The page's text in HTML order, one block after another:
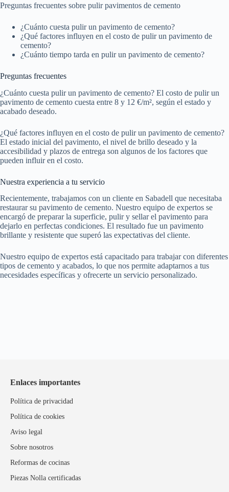
Preguntas frecuentes sobre pulir pavimentos de cemento
¿Cuánto cuesta pulir un pavimento de cemento?
¿Qué factores influyen en el costo de pulir un pavimento de
cemento?
¿Cuánto tiempo tarda en pulir un pavimento de cemento?
Preguntas frecuentes
¿Cuánto cuesta pulir un pavimento de cemento? El costo de pulir un
pavimento de cemento cuesta entre 8 y 12 €/m², según el estado y
acabado deseado.
¿Qué factores influyen en el costo de pulir un pavimento de cemento?
El estado inicial del pavimento, el nivel de brillo deseado y la
accesibilidad y plazos de entrega son algunos de los factores que
pueden influir en el costo.
Nuestra experiencia a tu servicio
Recientemente, trabajamos con un cliente en Sabadell que necesitaba
restaurar su pavimento de cemento. Nuestro equipo de expertos se
encargó de preparar la superficie, pulir y sellar el pavimento para
dejarlo en perfectas condiciones. El resultado fue un pavimento
brillante y resistente que superó las expectativas del cliente.
Nuestro equipo de expertos está capacitado para trabajar con diferentes
tipos de cemento y acabados, lo que nos permite adaptarnos a tus
necesidades específicas y ofrecerte un servicio personalizado.
Enlaces importantes
Política de privacidad
Política de cookies
Aviso legal
Sobre nosotros
Reformas de cocinas
Piezas Nolla certificadas